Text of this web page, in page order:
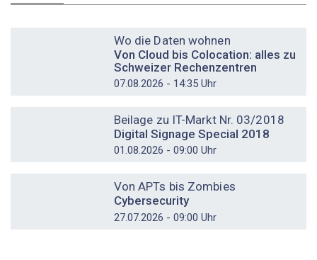
Wo die Daten wohnen
Von Cloud bis Colocation: alles zu
Schweizer Rechenzentren
07.08.2026 - 14:35 Uhr
Beilage zu IT-Markt Nr. 03/2018
Digital Signage Special 2018
01.08.2026 - 09:00 Uhr
Von APTs bis Zombies
Cybersecurity
27.07.2026 - 09:00 Uhr